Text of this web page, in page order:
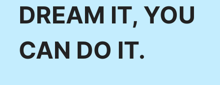
DREAM IT, YOU
CAN DO IT.